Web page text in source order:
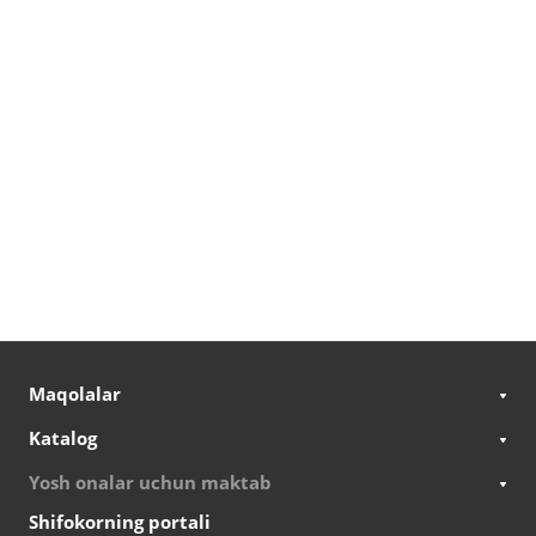
Maqolalar
Katalog
Yosh onalar uchun maktab
Shifokorning portali